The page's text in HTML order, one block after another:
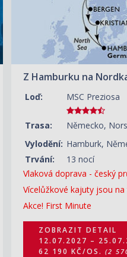
Z Hamburku na
Loď: MSC Preziosa
Trasa:
Německo,
Vylodění: Hamburk,
Trvání:
13 nocí
Vlaková doprava - český
Vícelůžkové kajuty jsou na
Akce! First Minute
ZOBRAZIT DETAIL
12.07.2027 –
62 190 KČ/OS.(2